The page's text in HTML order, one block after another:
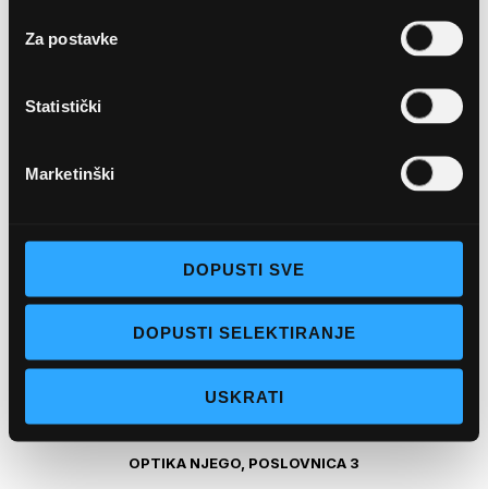
Za postavke
Statistički
Marketinški
DOPUSTI SVE
DOPUSTI SELEKTIRANJE
USKRATI
Pon - pet: 07 - 21h,
Sub: 07-21h
webshop@optikanjego.hr
OPTIKA NJEGO, POSLOVNICA 3